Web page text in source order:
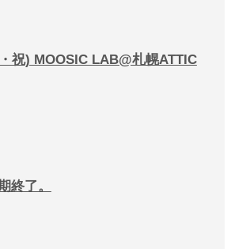
祝) MOOSIC LAB@札幌ATTIC
終了。